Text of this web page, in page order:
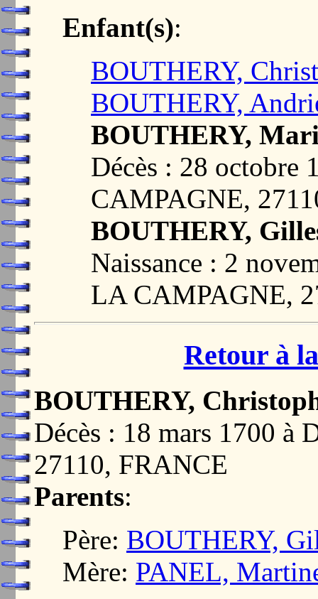
Enfant(s):
BOUTHERY,
BOUTHERY,
BOUTHERY,
Décès : 28
CAMPAGNE,
BOUTHERY,
Naissance : 2
LA CAMPAGNE,
Retour à
BOUTHERY,
Décès : 18 mars 1700
27110, FRANCE
Parents:
Père: BOUTHERY,
Mère: PANEL,